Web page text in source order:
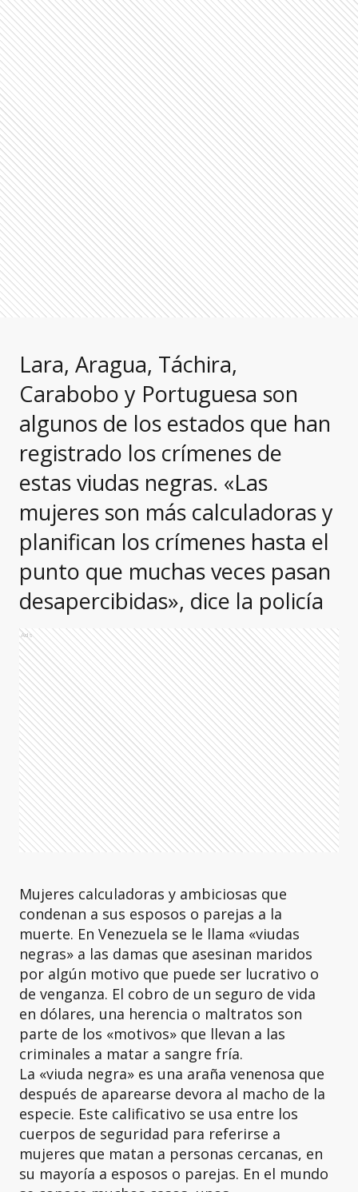
Lara, Aragua, Táchira,
Carabobo y Portuguesa son
algunos de los estados que han
registrado los crímenes de
estas viudas negras. «Las
mujeres son más calculadoras y
planifican los crímenes hasta el
punto que muchas veces pasan
desapercibidas», dice la policía
Ads
Mujeres calculadoras y ambiciosas que
condenan a sus esposos o parejas a la
muerte. En Venezuela se le llama «viudas
negras» a las damas que asesinan maridos
por algún motivo que puede ser lucrativo o
de venganza. El cobro de un seguro de vida
en dólares, una herencia o maltratos son
parte de los «motivos» que llevan a las
criminales a matar a sangre fría.
La «viuda negra» es una araña venenosa que
después de aparearse devora al macho de la
especie. Este calificativo se usa entre los
cuerpos de seguridad para referirse a
mujeres que matan a personas cercanas, en
su mayoría a esposos o parejas. En el mundo